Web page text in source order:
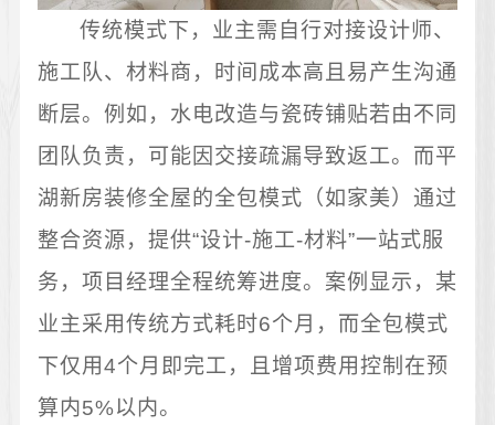
传统模式下，业主需自行对接设计师、
施工队、材料商，时间成本高且易产生沟通
断层。例如，水电改造与瓷砖铺贴若由不同
团队负责，可能因交接疏漏导致返工。而平
湖新房装修全屋的全包模式（如家美）通过
整合资源，提供“设计-施工-材料”一站式服
务，项目经理全程统筹进度。案例显示，某
业主采用传统方式耗时6个月，而全包模式
下仅用4个月即完工，且增项费用控制在预
算内5%以内。